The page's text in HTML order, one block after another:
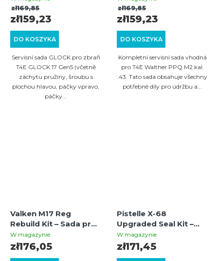
DO KOSZYKA
zł159,23
zł169,85
Servisní sada GLOCK pro zbraň
T4E GLOCK 17 Gen5 (včetně
záchytu pružiny, šroubu s
plochou hlavou, páčky vpravo,
páčky...
DO KOSZYKA
zł159,23
zł169,85
Kompletní servisní sada vhodná
pro T4E Walther PPQ M2 kal.
.43. Tato sada obsahuje všechny
potřebné díly pro údržbu a...
Valken M17 Reg
Rebuild Kit – Sada pro
repas regulátoru
W magazynie
zł176,05
Pistelle X-68
Upgraded Seal Kit –
komplet uszczelek, O-
ringów i smaru dla
W magazynie
zł171,45